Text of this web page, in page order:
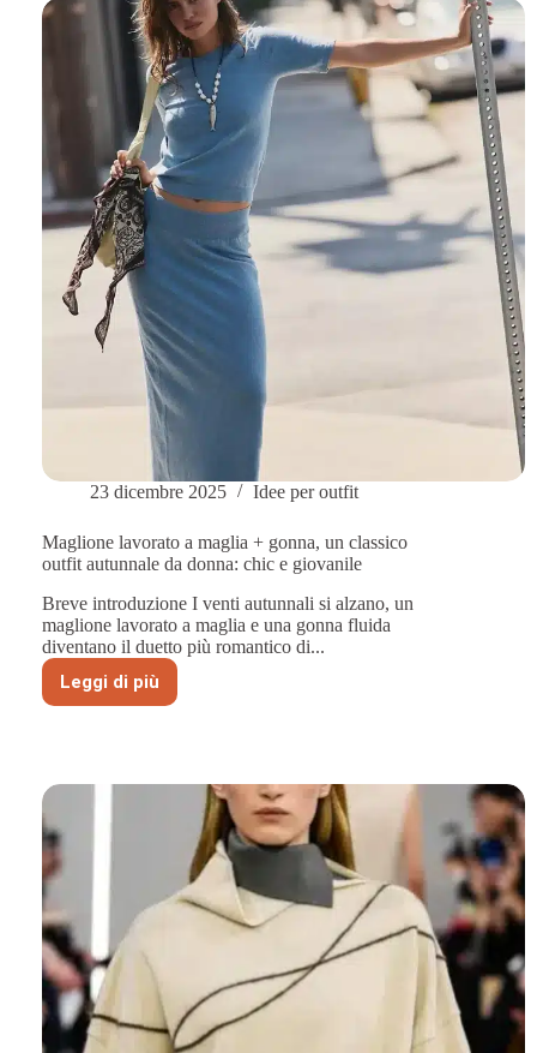
una
guida
stile
uomini
donne
23 dicembre 2025 Idee per outfit
Maglione lavorato a maglia + gonna, un classico
outfit autunnale da donna: chic e giovanile
Breve introduzione I venti autunnali si alzano, un
maglione lavorato a maglia e una gonna fluida
diventano il duetto più romantico di...
Leggi di più
Maglione
lavorato
autunnale
donna:
chic
e
giovanile